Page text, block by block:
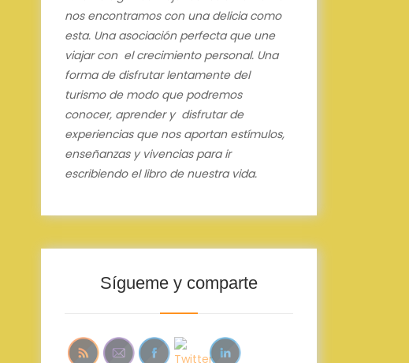
nos encontramos con una delicia como
esta. Una asociación perfecta que une
viajar con el crecimiento personal. Una
forma de disfrutar lentamente del
turismo de modo que podremos
conocer, aprender y disfrutar de
experiencias que nos aportan estímulos,
enseñanzas y vivencias para ir
escribiendo el libro de nuestra vida.
Sígueme y comparte